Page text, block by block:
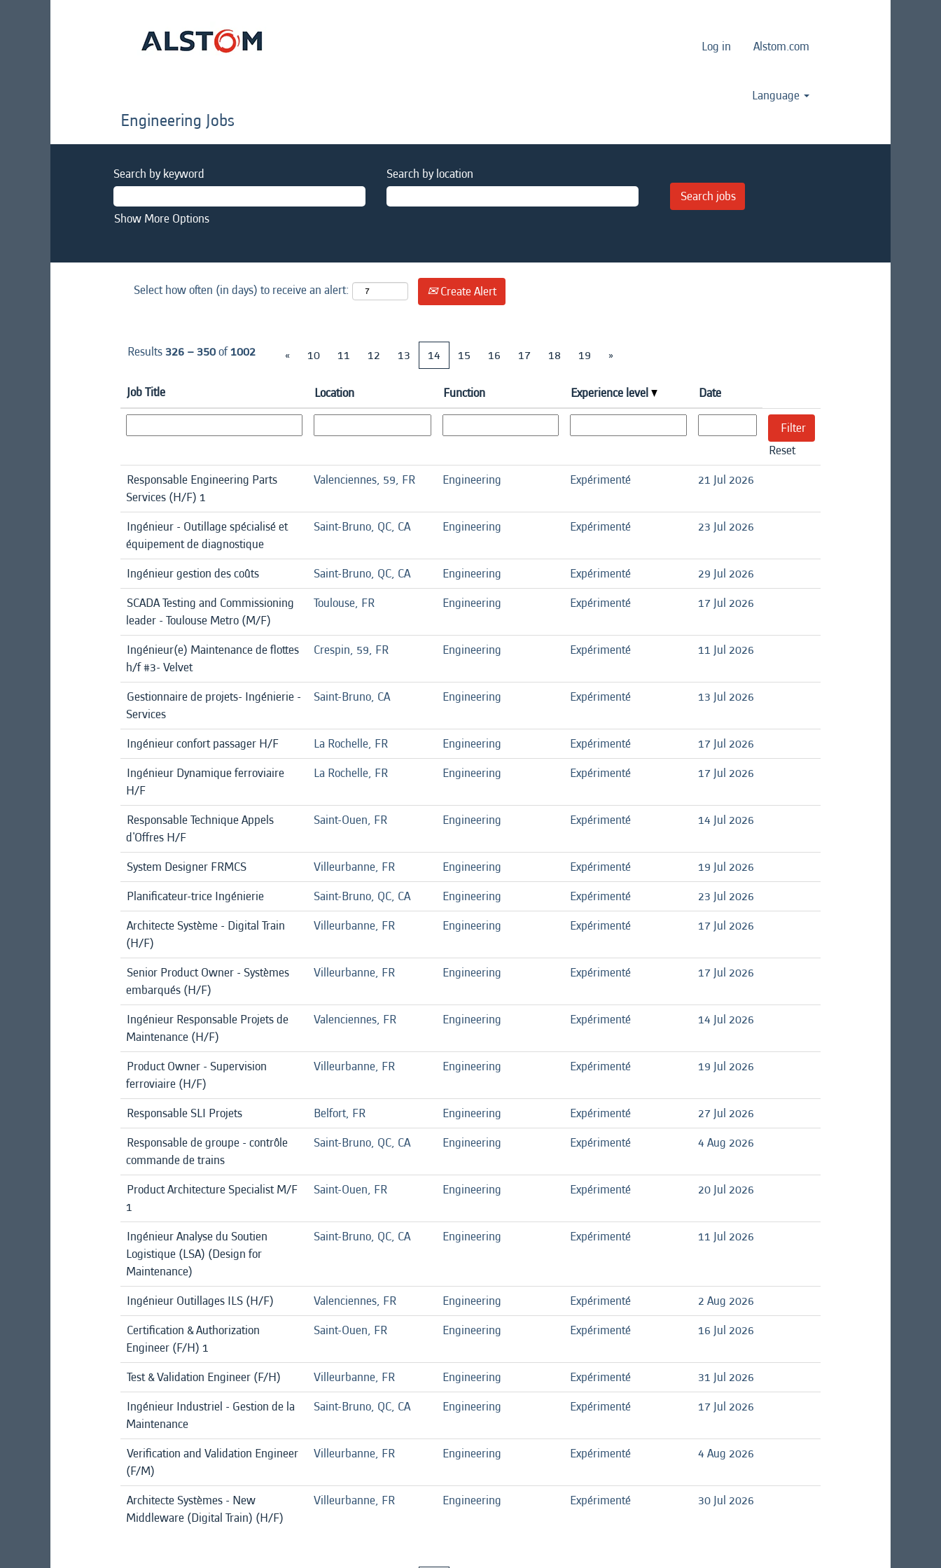
Log in Alstom.com
Language
Engineering Jobs
Search by keyword Search by location
Show More Options
Select how often (in days) to receive an alert: Create Alert
Results 326 – 350of1002 « 10 11 12 13 14 15 16 17 18 19 »
Job Title Location Function Experience level Date
Reset
Responsable Engineering Parts
Services (H/F) 1
Valenciennes, 59, FR Engineering Expérimenté 21 Jul 2026
Ingénieur - Outillage spécialisé et
équipement de diagnostique
Saint-Bruno, QC, CA Engineering Expérimenté 23 Jul 2026
Ingénieur gestion des coûts Saint-Bruno, QC, CA Engineering Expérimenté
29 Jul 2026
SCADA Testing and Commissioning
leader - Toulouse Metro (M/F)
Toulouse, FR Engineering Expérimenté 17 Jul 2026
Ingénieur(e) Maintenance de flottes
h/f #3- Velvet
Crespin, 59, FR Engineering Expérimenté 11 Jul 2026
Gestionnaire de projets- Ingénierie -
Services
Saint-Bruno, CA Engineering Expérimenté 13 Jul 2026
Ingénieur confort passager H/F La Rochelle, FR Engineering Expérimenté
17 Jul 2026
Ingénieur Dynamique ferroviaire
H/F
La Rochelle, FR Engineering Expérimenté 17 Jul 2026
Responsable Technique Appels
d'Offres H/F
Saint-Ouen, FR Engineering Expérimenté 14 Jul 2026
System Designer FRMCS Villeurbanne, FR Engineering Expérimenté
19 Jul 2026
Planificateur-trice Ingénierie
Saint-Bruno, QC, CA Engineering Expérimenté
23 Jul 2026
Architecte Système - Digital Train
(H/F)
Villeurbanne, FR Engineering Expérimenté 17 Jul 2026
Senior Product Owner - Systèmes
embarqués (H/F)
Villeurbanne, FR Engineering Expérimenté 17 Jul 2026
Ingénieur Responsable Projets de
Maintenance (H/F)
Valenciennes, FR Engineering Expérimenté 14 Jul 2026
Product Owner - Supervision
ferroviaire (H/F)
Villeurbanne, FR Engineering Expérimenté 19 Jul 2026
Responsable SLI Projets Belfort, FR Engineering Expérimenté
27 Jul 2026
Responsable de groupe - contrôle
commande de trains
Saint-Bruno, QC, CA Engineering Expérimenté 4 Aug 2026
Product Architecture Specialist M/F
1
Saint-Ouen, FR Engineering Expérimenté 20 Jul 2026
Ingénieur Analyse du Soutien
Logistique (LSA) (Design for
Maintenance)
Saint-Bruno, QC, CA Engineering Expérimenté 11 Jul 2026
Ingénieur Outillages ILS (H/F) Valenciennes, FR Engineering Expérimenté
2 Aug 2026
Certification & Authorization
Engineer (F/H) 1
Saint-Ouen, FR Engineering Expérimenté 16 Jul 2026
Test & Validation Engineer (F/H) Villeurbanne, FR Engineering Expérimenté
31 Jul 2026
Ingénieur Industriel - Gestion de la
Maintenance
Saint-Bruno, QC, CA Engineering Expérimenté 17 Jul 2026
Verification and Validation Engineer
(F/M)
Villeurbanne, FR Engineering Expérimenté 4 Aug 2026
Architecte Systèmes - New
Middleware (Digital Train) (H/F)
Villeurbanne, FR Engineering Expérimenté 30 Jul 2026